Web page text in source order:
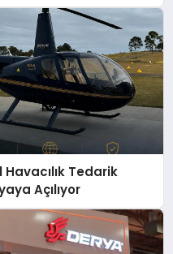
Tedarik
Açılıyor